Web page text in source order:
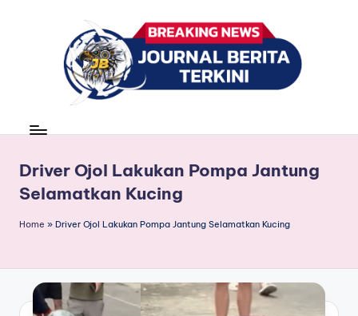
r
n
a
B
e
news
Driver Ojol Lakukan Pompa Jantung
Selamatkan Kucing
Home » Driver Ojol Lakukan Pompa Jantung Selamatkan Kucing